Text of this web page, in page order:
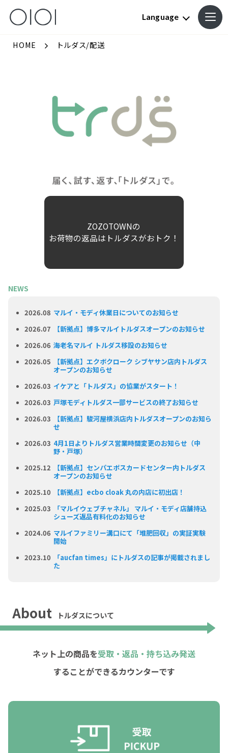
Language
HOME トルダス/配送
ZOZOTOWNの
お荷物の返品はトルダスがおトク！
NEWS
2026.08 マルイ・モディ休業日についてのお知らせ
2026.07
【新拠点】博多マルイトルダスオープンのお知らせ
2026.06 海老名マルイ トルダス移設のお知らせ
2026.05
【新拠点】エクボクローク シブヤサン店内トルダス
オープンのお知らせ
2026.03 イケアと「トルダス」の協業がスタート！
2026.03 戸塚モディトルダス一部サービスの終了お知らせ
2026.03
【新拠点】駿河屋横浜店内トルダスオープンのお知ら
せ
2026.03 4月1日よりトルダス営業時間変更のお知らせ（中
野・戸塚）
2025.12
【新拠点】センパエポスカードセンター内トルダス
オープンのお知らせ
2025.10
【新拠点】ecbo cloak 丸の内店に初出店！
2025.03
「マルイウェブチャネル」 マルイ・モディ店舗持込
シューズ返品有料化のお知らせ
2024.06 マルイファミリー溝口にて「堆肥回収」の実証実験
開始
2023.10
「aucfan times」にトルダスの記事が掲載されまし
た
About トルダスについて
ネット上の商品を受取・返品・持ち込み発送
することができるカウンターです